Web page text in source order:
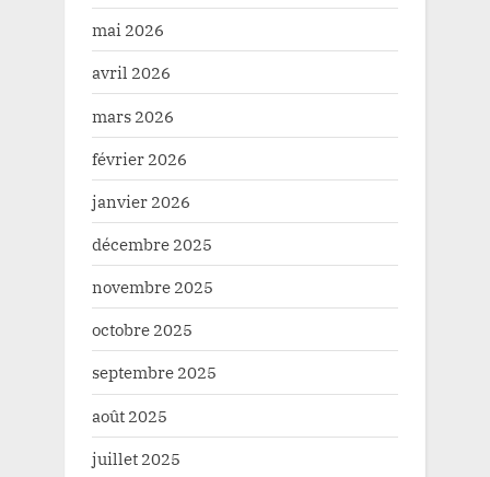
mai 2026
avril 2026
mars 2026
février 2026
janvier 2026
décembre 2025
novembre 2025
octobre 2025
septembre 2025
août 2025
juillet 2025